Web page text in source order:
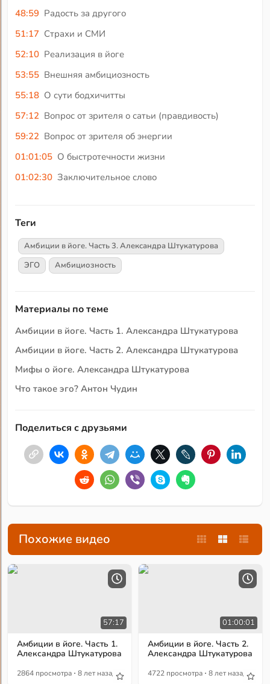
48:59 Радость за другого
51:17 Страхи и СМИ
52:10 Реализация в йоге
53:55 Внешняя амбициозность
55:18 О сути бодхичитты
57:12 Вопрос от зрителя о сатьи (правдивость)
59:22 Вопрос от зрителя об энергии
01:01:05 О быстротечности жизни
01:02:30 Заключительное слово
Теги
Амбиции в йоге. Часть 3. Александра Штукатурова
ЭГО
Амбициозность
Материалы по теме
Амбиции в йоге. Часть 1. Александра Штукатурова
Амбиции в йоге. Часть 2. Александра Штукатурова
Мифы о йоге. Александра Штукатурова
Что такое эго? Антон Чудин
Поделиться с друзьями
Похожие видео
57:17
Амбиции в йоге. Часть 1.
Александра Штукатурова
2864 просмотра · 8 лет назад
01:00:01
Амбиции в йоге. Часть 2.
Александра Штукатурова
4722 просмотра · 8 лет назад